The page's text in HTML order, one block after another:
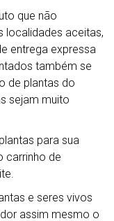
que não
localidades aceitas,
entrega expressa
também se
de plantas do
sejam muito
para sua
carrinho de
e seres vivos
assim mesmo o